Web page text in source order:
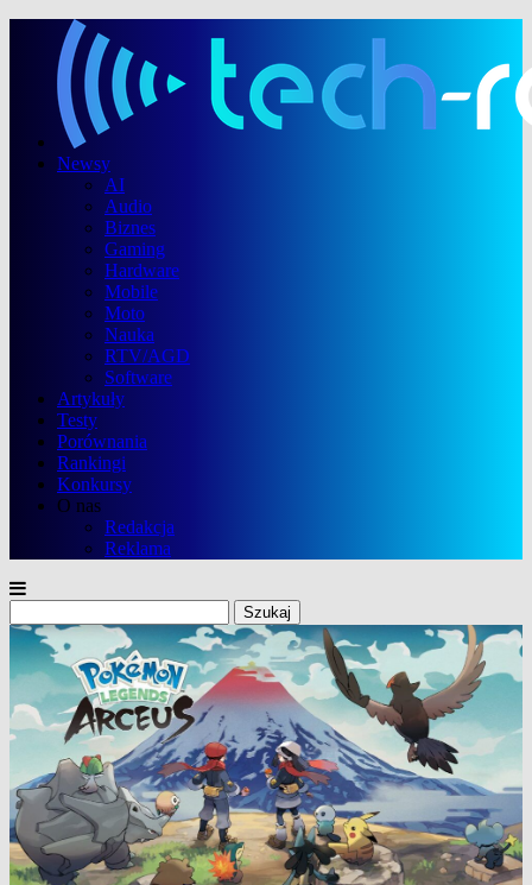
Newsy
AI
Audio
Biznes
Gaming
Hardware
Mobile
Moto
Nauka
RTV/AGD
Software
Artykuły
Testy
Porównania
Rankingi
Konkursy
O nas
Redakcja
Reklama